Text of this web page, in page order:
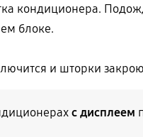
кондиционера.
блоке.
и шторки
с дисплеем